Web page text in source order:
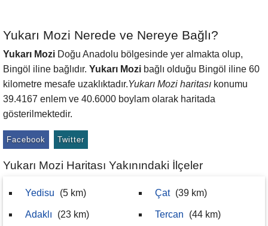
Yukarı Mozi Nerede ve Nereye Bağlı?
Yukarı Mozi Doğu Anadolu bölgesinde yer almakta olup,
Bingöl iline bağlıdır. Yukarı Mozi bağlı olduğu Bingöl iline 60
kilometre mesafe uzaklıktadır.Yukarı Mozi haritası konumu
39.4167 enlem ve 40.6000 boylam olarak haritada
gösterilmektedir.
Facebook Twitter
Yukarı Mozi Haritası Yakınındaki İlçeler
Yedisu (5 km)
Adaklı (23 km)
Çat (39 km)
Tercan (44 km)